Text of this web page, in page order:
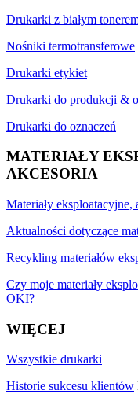
Drukarki z białym
Nośniki termotransferowe
Drukarki etykiet
Drukarki do produkcji &
Drukarki do oznaczeń
MATERIAŁY
AKCESORIA
Materiały eksploatacyjne,
Aktualności dotyczące
Recykling materiałów
Czy moje materiały
OKI?
WIĘCEJ
Wszystkie drukarki
Historie sukcesu klientów